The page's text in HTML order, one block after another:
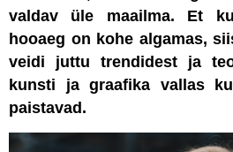
valdav üle maailma. Et
hooaeg on kohe algamas,
veidi juttu trendidest ja
kunsti ja graafika vallas
paistavad.